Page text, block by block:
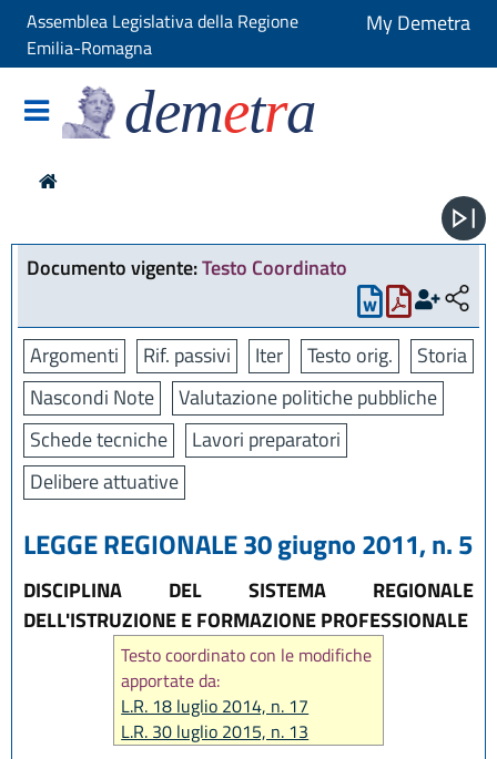
Assemblea Legislativa della Regione
Emilia-Romagna
My Demetra
demetra
Documento vigente:Testo Coordinato
Argomenti Rif. passivi Iter Testo orig.
Storia
Nascondi Note
Valutazione politiche pubbliche
Schede tecniche
Lavori preparatori
Delibere attuative
LEGGE REGIONALE 30 giugno 2011, n. 5
DISCIPLINA DEL SISTEMA REGIONALE
DELL'ISTRUZIONE E FORMAZIONE PROFESSIONALE
Testo coordinato con le modifiche
apportate da:
L.R. 18 luglio 2014, n. 17
L.R. 30 luglio 2015, n. 13